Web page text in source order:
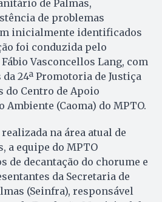
de Palmas,
de problemas
inicialmente identificados
foi conduzida pelo
Vasconcellos Lang, com
24ª Promotoria de Justiça
do Centro de Apoio
Ambiente (Caoma) do MPTO.
na área atual de
a equipe do MPTO
de decantação do chorume e
da Secretaria de
(Seinfra), responsável